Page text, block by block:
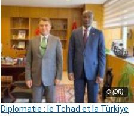
© (DR)
Diplomatie : le Tchad et la Türkiye